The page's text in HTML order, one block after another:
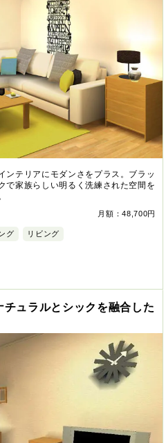
ンテリアにモダンさをプラス。ブラッ
で家族らしい明るく洗練された空間を
月額：48,700円
グ リビング
ュラルとシックを融合した